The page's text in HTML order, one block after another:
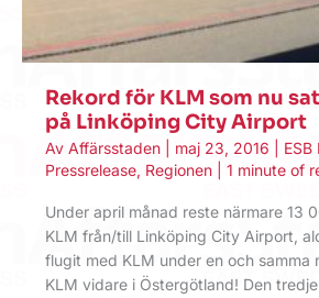
Rekord för KLM som nu
på Linköping City Airport
Av Affärsstaden maj 23, 2016 ESB
Pressrelease, Regionen 1 minute of
Under april månad reste närmare 13
KLM från/till Linköping City Airport,
flugit med KLM under en och samma
KLM vidare i Östergötland! Den